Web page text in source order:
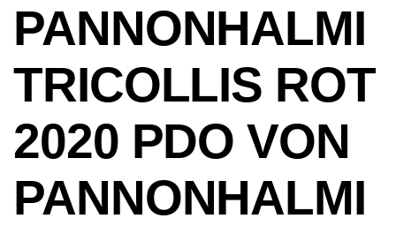
PANNONHALMI
TRICOLLIS ROT
2020 PDO VON
PANNONHALMI